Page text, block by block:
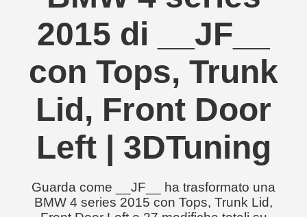
2015 di __JF__
con Tops, Trunk
Lid, Front Door
Left | 3DTuning
Guarda come __JF__ ha trasformato una
BMW 4 series 2015 con Tops, Trunk Lid,